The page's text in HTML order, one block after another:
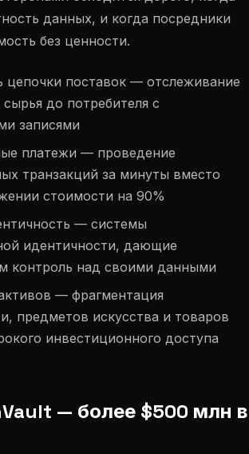
данных, и когда посредники
без ценности.
цепочки поставок — отслеживание
до потребителя с
записями
платежи — проведение
транзакций за минуты вместо
стоимости на 90%
— системы
идентичности, дающие
контроль над своими данными
— фрагментация
предметов искусства и товаров
инвестиционного доступа
— более $500 млн в